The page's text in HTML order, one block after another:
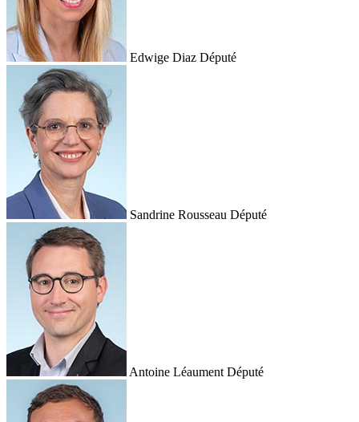
Edwige Diaz Député
Sandrine Rousseau Député
Antoine Léaument Député